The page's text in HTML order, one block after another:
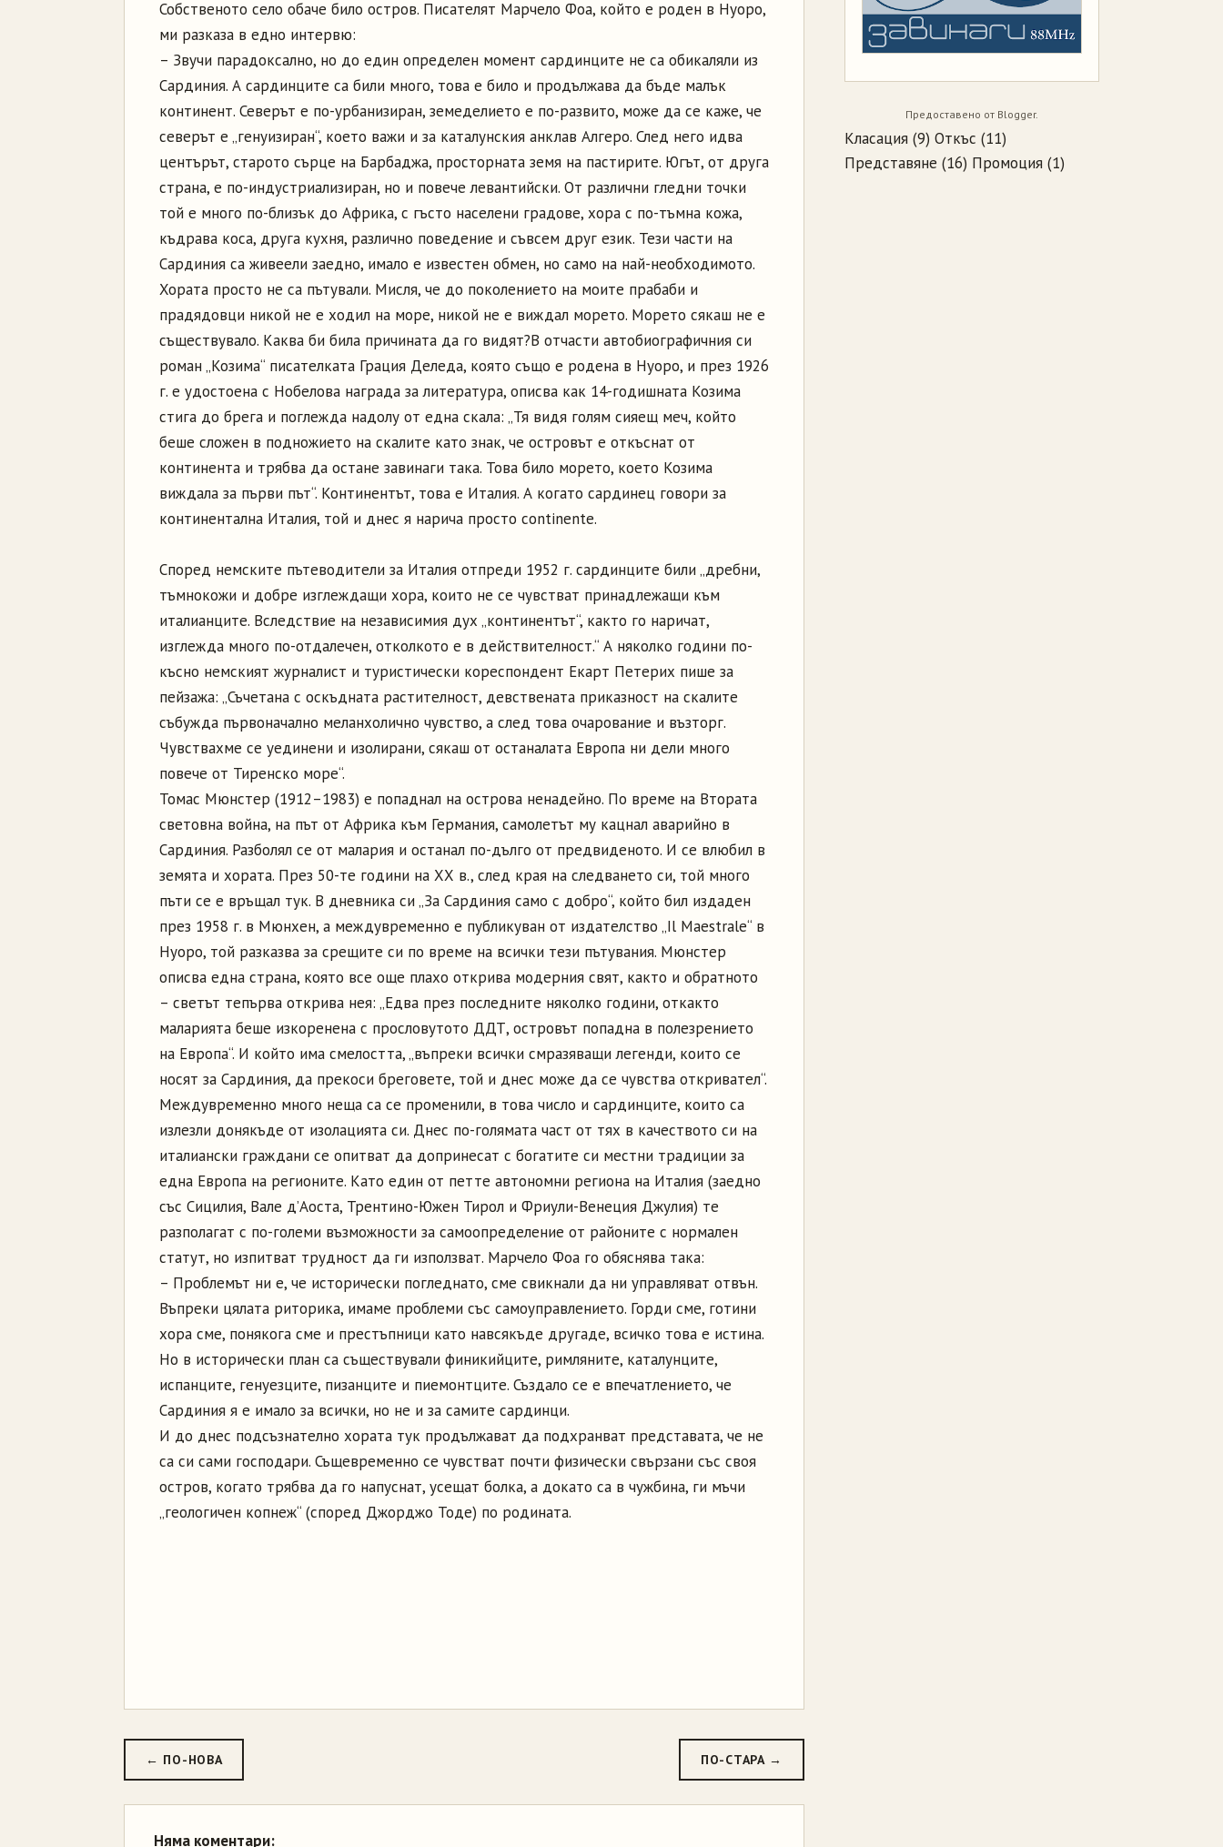
Собственото село обаче било остров. Писателят Марчело Фоа, който е роден в Нуоро,
ми разказа в едно интервю:
– Звучи парадоксално, но до един определен момент сардинците не са обикаляли из
Сардиния. А сардинците са били много, това е било и продължава да бъде малък
континент. Северът е по-урбанизиран, земеделието е по-развито, може да се каже, че
северът е „генуизиран“, което важи и за каталунския анклав Алгеро. След него идва
центърът, старото сърце на Барбаджа, просторната земя на пастирите. Югът, от друга
страна, е по-индустриализиран, но и повече левантийски. От различни гледни точки
той е много по-близък до Африка, с гъсто населени градове, хора с по-тъмна кожа,
къдрава коса, друга кухня, различно поведение и съвсем друг език. Тези части на
Сардиния са живеели заедно, имало е известен обмен, но само на най-необходимото.
Хората просто не са пътували. Мисля, че до поколението на моите прабаби и
прадядовци никой не е ходил на море, никой не е виждал морето. Морето сякаш не е
съществувало. Каква би била причината да го видят?В отчасти автобиографичния си
роман „Козима“ писателката Грация Деледа, която също е родена в Нуоро, и през 1926
г. е удостоена с Нобелова награда за литература, описва как 14-годишната Козима
стига до брега и поглежда надолу от една скала: „Тя видя голям сияещ меч, който
беше сложен в подножието на скалите като знак, че островът е откъснат от
континента и трябва да остане завинаги така. Това било морето, което Козима
виждала за първи път“. Континентът, това е Италия. А когато сардинец говори за
континентална Италия, той и днес я нарича просто continente.
Според немските пътеводители за Италия отпреди 1952 г. сардинците били „дребни,
тъмнокожи и добре изглеждащи хора, които не се чувстват принадлежащи към
италианците. Вследствие на независимия дух „континентът“, както го наричат,
изглежда много по-отдалечен, отколкото е в действителност.“ А няколко години по-
късно немският журналист и туристически кореспондент Екарт Петерих пише за
пейзажа: „Съчетана с оскъдната растителност, девствената приказност на скалите
събужда първоначално меланхолично чувство, а след това очарование и възторг.
Чувствахме се уединени и изолирани, сякаш от останалата Европа ни дели много
повече от Тиренско море“.
Томас Мюнстер (1912–1983) е попаднал на острова ненадейно. По време на Втората
световна война, на път от Африка към Германия, самолетът му кацнал аварийно в
Сардиния. Разболял се от малария и останал по-дълго от предвиденото. И се влюбил в
земята и хората. През 50-те години на ХХ в., след края на следването си, той много
пъти се е връщал тук. В дневника си „За Сардиния само с добро“, който бил издаден
през 1958 г. в Мюнхен, а междувременно е публикуван от издателство „Il Maestrale“ в
Нуоро, той разказва за срещите си по време на всички тези пътувания. Мюнстер
описва една страна, която все още плахо открива модерния свят, както и обратното
– светът тепърва открива нея: „Едва през последните няколко години, откакто
маларията беше изкоренена с прословутото ДДТ, островът попадна в полезрението
на Европа“. И който има смелостта, „въпреки всички смразяващи легенди, които се
носят за Сардиния, да прекоси бреговете, той и днес може да се чувства откривател“.
Междувременно много неща са се променили, в това число и сардинците, които са
излезли донякъде от изолацията си. Днес по-голямата част от тях в качеството си на
италиански граждани се опитват да допринесат с богатите си местни традиции за
една Европа на регионите. Като един от петте автономни региона на Италия (заедно
със Сицилия, Вале д’Аоста, Трентино-Южен Тирол и Фриули-Венеция Джулия) те
разполагат с по-големи възможности за самоопределение от районите с нормален
статут, но изпитват трудност да ги използват. Марчело Фоа го обяснява така:
– Проблемът ни е, че исторически погледнато, сме свикнали да ни управляват отвън.
Въпреки цялата риторика, имаме проблеми със самоуправлението. Горди сме, готини
хора сме, понякога сме и престъпници като навсякъде другаде, всичко това е истина.
Но в исторически план са съществували финикийците, римляните, каталунците,
испанците, генуезците, пизанците и пиемонтците. Създало се е впечатлението, че
Сардиния я е имало за всички, но не и за самите сардинци.
И до днес подсъзнателно хората тук продължават да подхранват представата, че не
са си сами господари. Същевременно се чувстват почти физически свързани със своя
остров, когато трябва да го напуснат, усещат болка, а докато са в чужбина, ги мъчи
„геологичен копнеж“ (според Джорджо Тоде) по родината.
← ПО-НОВА ПО-СТАРА →
Няма коментари:
Предоставено от Blogger.
Класация (9) Откъс (11)
Представяне (16) Промоция (1)